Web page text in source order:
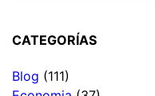
CATEGORÍAS
Blog (111)